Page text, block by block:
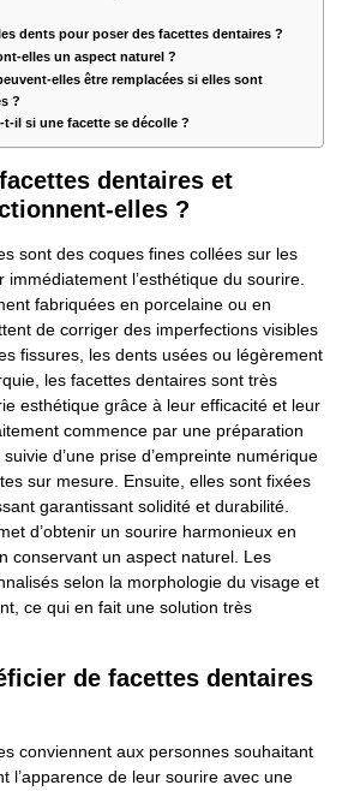
dents pour poser des facettes dentaires ?
elles un aspect naturel ?
elles être remplacées si elles sont
?
t-il si une facette se décolle ?
dentaires et
elles ?
sont des coques fines collées sur les
l’esthétique du sourire.
fabriquées en porcelaine ou en
de corriger des imperfections visibles
fissures, les dents usées ou légèrement
les facettes dentaires sont très
esthétique grâce à leur efficacité et leur
commence par une préparation
d’une prise d’empreinte numérique
sur mesure. Ensuite, elles sont fixées
garantissant solidité et durabilité.
d’obtenir un sourire harmonieux en
conservant un aspect naturel. Les
selon la morphologie du visage et
ce qui en fait une solution très
de facettes dentaires
conviennent aux personnes souhaitant
l’apparence de leur sourire avec une